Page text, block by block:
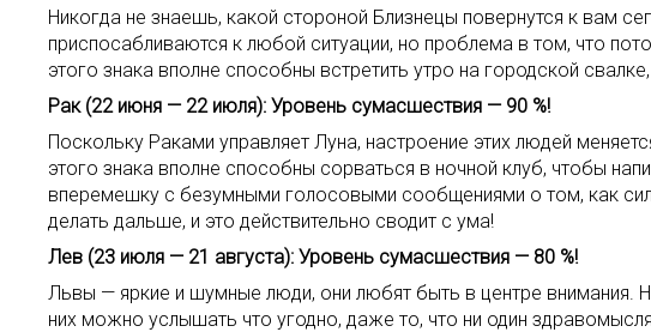
Никогда не знаешь, какой стороной Близнецы повернутся к вам
приспосабливаются к любой ситуации, но проблема в том, что
этого знака вполне способны встретить утро на городской
Рак (22 июня — 22 июля): Уровень сумасшествия — 90 %!
Поскольку Раками управляет Луна, настроение этих людей
этого знака вполне способны сорваться в ночной клуб, чтобы
вперемешку с безумными голосовыми сообщениями о том, как
делать дальше, и это действительно сводит с ума!
Лев (23 июля — 21 августа): Уровень сумасшествия — 80 %!
Львы — яркие и шумные люди, они любят быть в центре внимания.
них можно услышать что угодно, даже то, что ни один